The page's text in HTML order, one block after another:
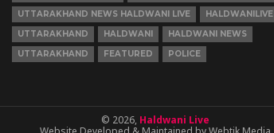
UTTARAKHAND NEWS HALDWANI LIVE
HALDWANILIVE
UTTARAKHAND
HALDWANI
HALDWANI NEWS
UTTARAKHAND
FEATURED POLICE
© 2026, Haldwani Live